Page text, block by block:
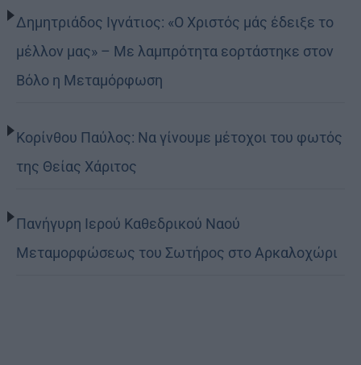
Δημητριάδος Ιγνάτιος: «Ο Χριστός μάς έδειξε το
μέλλον μας» – Με λαμπρότητα εορτάστηκε στον
Βόλο η Μεταμόρφωση
Κορίνθου Παύλος: Να γίνουμε μέτοχοι του φωτός
της Θείας Χάριτος
Πανήγυρη Ιερού Καθεδρικού Ναού
Μεταμορφώσεως του Σωτήρος στο Αρκαλοχώρι